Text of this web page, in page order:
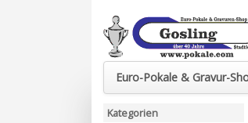
Euro-Pokale & Gravur-
Kategorien